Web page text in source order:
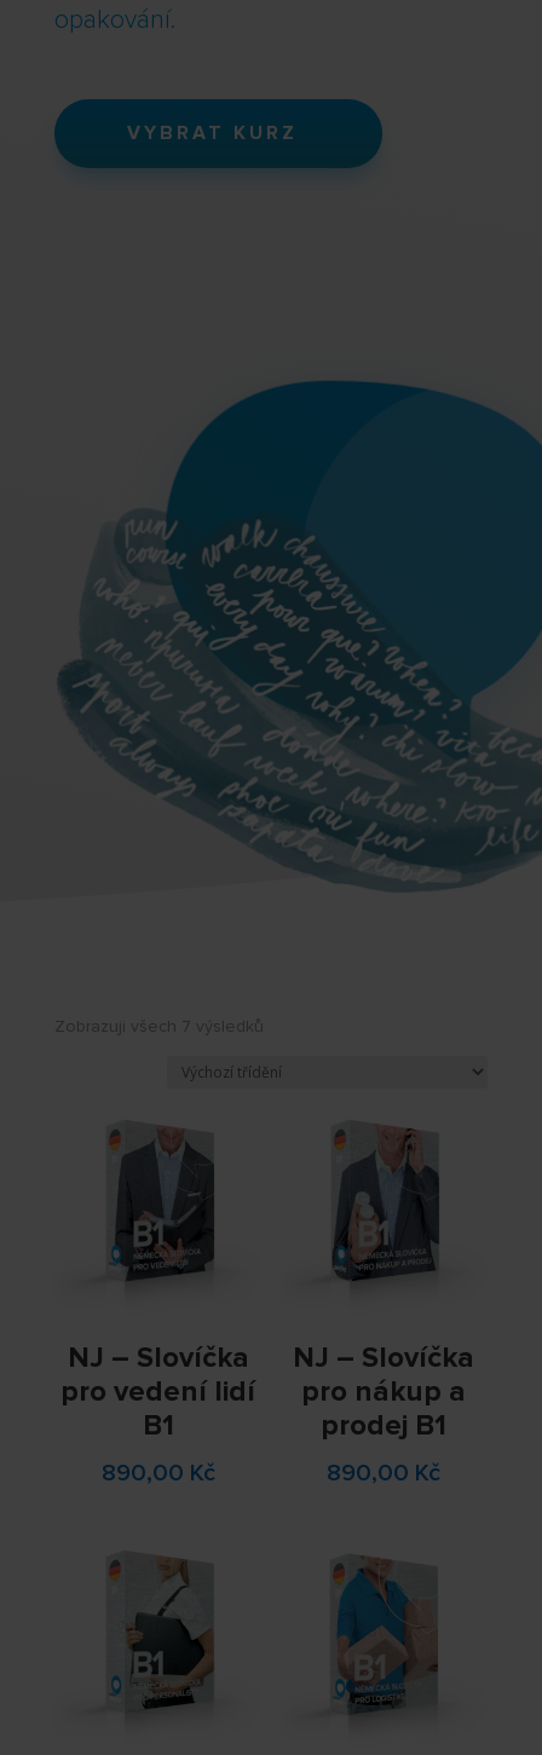
opakování.
VYBRAT KURZ
Zobrazuji všech 7 výsledků
NJ – Slovíčka
pro vedení lidí
B1
890,00 Kč
NJ – Slovíčka
pro nákup a
prodej B1
890,00 Kč